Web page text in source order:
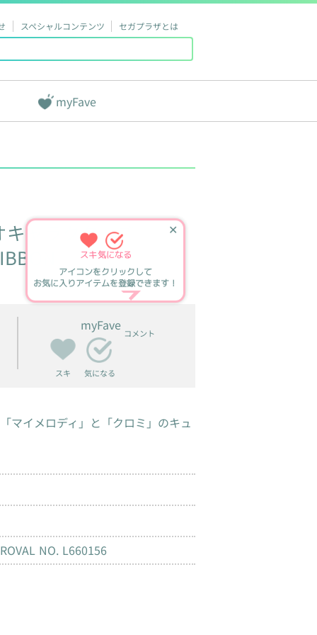
スペシャルコンテンツ セガプラザとは
myFave
ャラクターズ
✕
スキ気になる
アイコンをクリックして
お気に入りアイテムを登録できます！
myFave
スキ 気になる
コメント
マイメロディ」と「クロミ」のキュ
NO. L660156